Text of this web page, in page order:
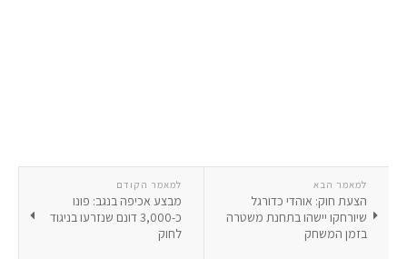
למאמר הקודם
מבצע אכיפה בנגב: פונו
כ-3,000 דונם שנזרעו בניגוד
לחוק
למאמר הבא
הצעת חוק: אוהדי כדורגל
שיורחקו יישהו בתחנת משטרה
בזמן המשחק